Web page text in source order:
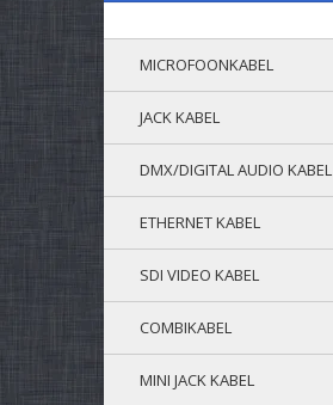
MICROFOONKABEL
JACK KABEL
DMX/DIGITAL AUDIO KABEL
ETHERNET KABEL
SDI VIDEO KABEL
COMBIKABEL
MINI JACK KABEL